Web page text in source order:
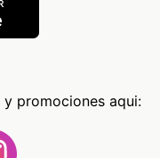
promociones aqui: